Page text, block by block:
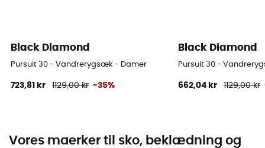
Black Diamond
Pursuit 30 - Vandrerygsæk - Damer
723,81 kr 1129,00 kr -35%
Black Diamond
Pursuit 30 -
662,04 kr 1129,00 kr
Vores maerker til sko, beklædning og